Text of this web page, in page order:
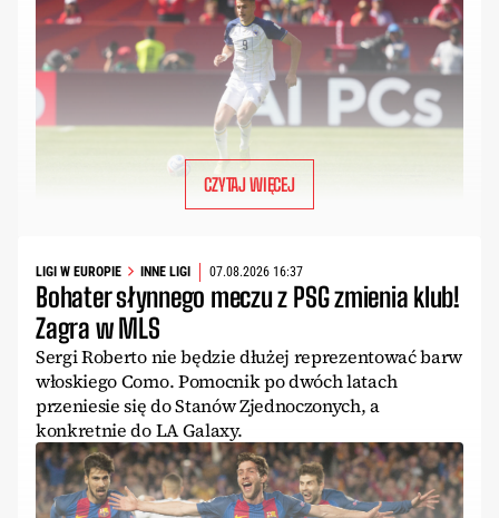
CZYTAJ WIĘCEJ
LIGI W EUROPIE INNE LIGI 07.08.2026 16:37
Bohater słynnego meczu z PSG zmienia klub!
Zagra w MLS
Sergi Roberto nie będzie dłużej reprezentować barw
włoskiego Como. Pomocnik po dwóch latach
przeniesie się do Stanów Zjednoczonych, a
konkretnie do LA Galaxy.